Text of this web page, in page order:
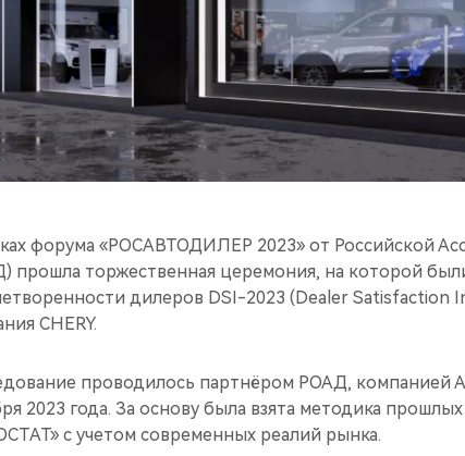
форума «РОСАВТОДИЛЕР 2023» от Российской
прошла торжественная церемония, на которой
дилеров DSI-2023 (Dealer Satisfaction
CHERY.
проводилось партнёром РОАД, компанией
2023 года. За основу была взята методика
с учетом современных реалий рынка.